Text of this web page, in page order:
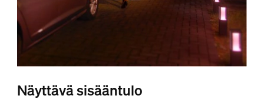
Näyttävä sisääntulo